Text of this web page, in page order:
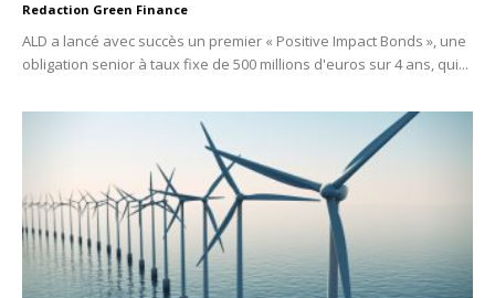
Redaction Green Finance
ALD a lancé avec succès un premier « Positive Impact Bonds », une
obligation senior à taux fixe de 500 millions d'euros sur 4 ans, qui...